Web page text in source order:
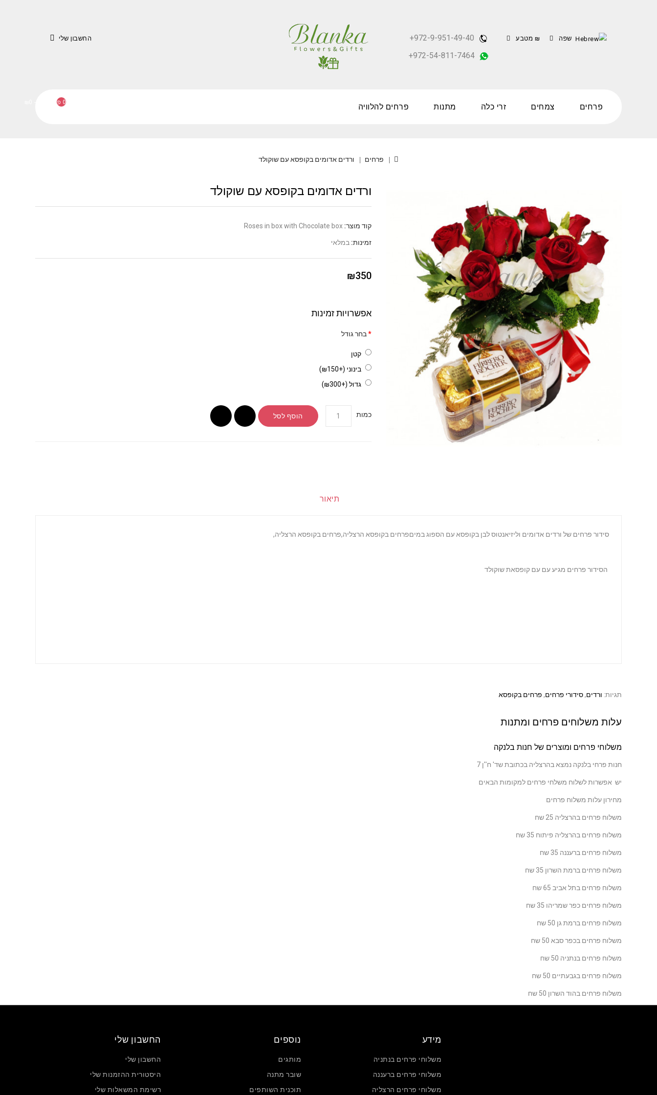
שפה ₪ מטבע החשבון שלי
+972-9-951-49-40
+972-54-811-7464
0 פריט(ים) - ₪0 פרחים צמחים זרי כלה מתנות פרחים להלוויה
פרחים ורדים אדומים בקופסא עם שוקולד
ורדים אדומים בקופסא עם שוקולד
קוד מוצר:Roses in box with Chocolate box
זמינות: במלאי
₪350
אפשרויות זמינות
בחר גודל
קטן
בינוני (+₪150)
גדול (+₪300)
כמות הוסף לסל
תיאור
סידור פרחים של ורדים אדומים וליזיאנטוס לבן בקופסא עם הספוג במיםפרחים בקופסא הרצליה,פרחים בקופסא הרצליה,
הסידור פרחים מגיע עם עם קופסאת שוקולד
תגיות: ורדים,סידורי פרחים, פרחים בקופסא
עלות משלוחים פרחים ומתנות
משלוחי פרחים ומוצרים של חנות בלנקה
חנות פרחי בלנקה נמצא בהרצליה בכתובת שד' ח''ן 7
יש אפשרות לשלוח משלחי פרחים למקומות הבאים
מחירון עלות משלוח פרחים
משלוח פרחים בהרצליה 25 שח
משלוח פרחים בהרצליה פיתוח 35 שח
משלוח פרחים ברעננה 35 שח
משלוח פרחים ברמת השרון 35 שח
משלוח פרחים בתל אביב 65 שח
משלוח פרחים כפר שמריהו 35 שח
משלוח פרחים ברמת גן 50 שח
משלוח פרחים בכפר סבא 50 שח
משלוח פרחים בנתניה 50 שח
משלוח פרחים בגבעתיים 50 שח
משלוח פרחים בהוד השרון 50 שח
מידע
משלוחי פרחים בנתניה
משלוחי פרחים ברעננה
משלוחי פרחים הרצליה
נוספים
מותגים
שובר מתנה
תוכנית השותפים
החשבון שלי
החשבון שלי
היסטורית ההזמנות שלי
רשימת המשאלות שלי